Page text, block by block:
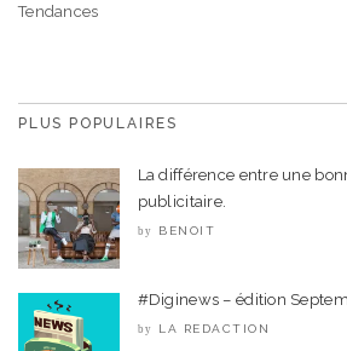
Tendances
PLUS POPULAIRES
La différence entre une
publicitaire.
by BENOIT
#Diginews – édition
by LA REDACTION